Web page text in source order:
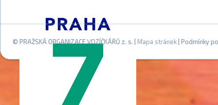
© PRAŽSKÁ ORGANIZACE VOZÍČKÁŘŮ z. s. | Mapa stránek | Podmínky